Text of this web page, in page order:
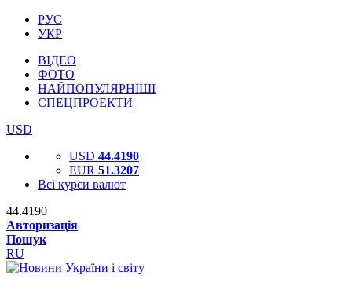
РУС
УКР
ВІДЕО
ФОТО
НАЙПОПУЛЯРНІШІ
СПЕЦПРОЕКТИ
USD
USD 44.4190
EUR 51.3207
Всі курси валют
44.4190
Авторизація
Пошук
RU